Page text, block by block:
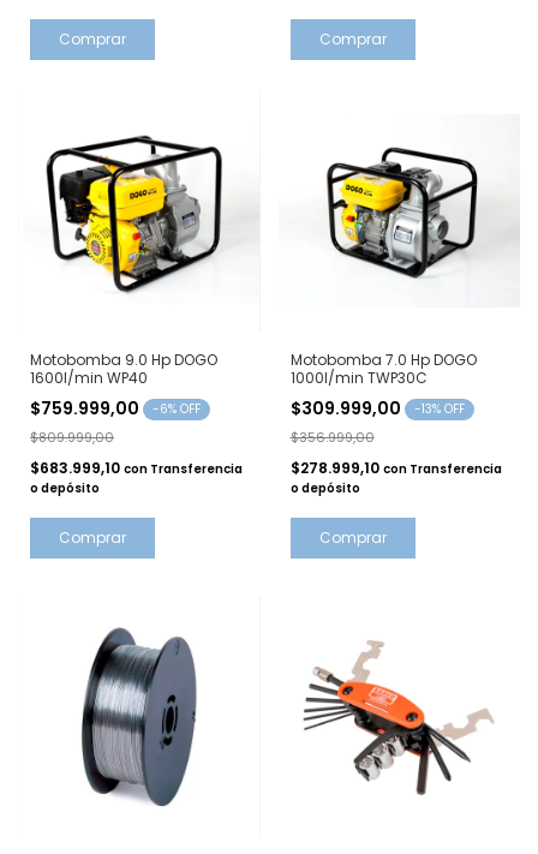
Comprar Comprar
Motobomba 9.0 Hp DOGO
1600l/min WP40
$759.999,00 -6% OFF
$809.999,00
$683.999,10 con Transferencia
o depósito
Motobomba 7.0 Hp DOGO
1000l/min TWP30C
$309.999,00 -13% OFF
$356.999,00
$278.999,10 con Transferencia
o depósito